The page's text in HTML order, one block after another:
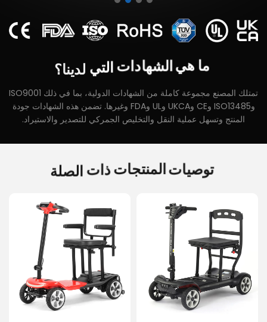
ماهيالشهاداتالتي لدينا؟
تمتلك المصنع مجموعة كاملة من الشهادات الدولية، بما في ذلك ISO9001
وISO13485 وCE وUKCA وUL وFDA وغيرها. تضمن هذه الشهادات جودة
المنتج وتسهل عملية النقل والتخليص الجمركي للتصدير والاستيراد.
توصياتالمنتجاتذات الصلة